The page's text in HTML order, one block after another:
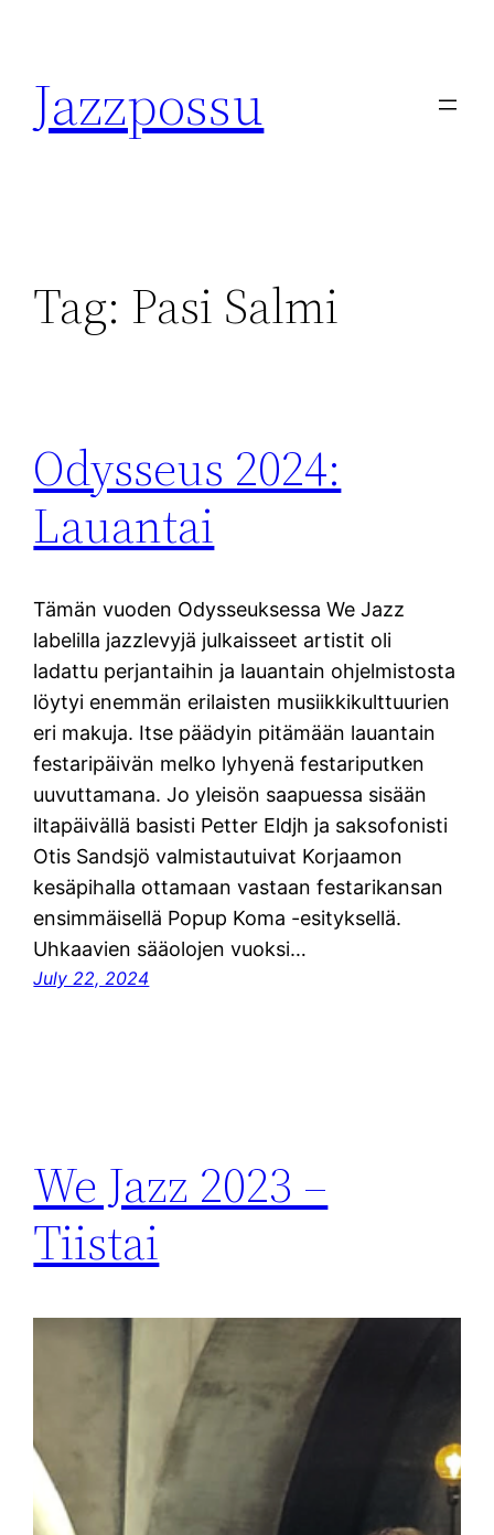
content
Jazzpossu
Tag: Pasi Salmi
Odysseus 2024:
Lauantai
Tämän vuoden Odysseuksessa We Jazz
labelilla jazzlevyjä julkaisseet artistit oli
ladattu perjantaihin ja lauantain ohjelmistosta
löytyi enemmän erilaisten musiikkikulttuurien
eri makuja. Itse päädyin pitämään lauantain
festaripäivän melko lyhyenä festariputken
uuvuttamana. Jo yleisön saapuessa sisään
iltapäivällä basisti Petter Eldjh ja saksofonisti
Otis Sandsjö valmistautuivat Korjaamon
kesäpihalla ottamaan vastaan festarikansan
ensimmäisellä Popup Koma -esityksellä.
Uhkaavien sääolojen vuoksi…
July 22, 2024
We Jazz 2023 –
Tiistai